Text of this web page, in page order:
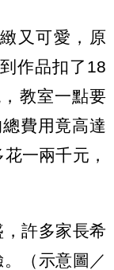
又可愛，原
作品扣了18
教室一點要
費用竟高達
一兩千元，
許多家長希
（示意圖／